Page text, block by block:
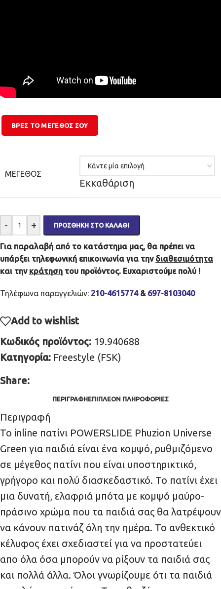
ΒΡΕΣ ΤΟ ΜΕΓΕΘΟΣ ΣΟΥ
ΜΈΓΕΘΟΣ
Εκκαθάριση
- + ΠΡΟΣΘΉΚΗ ΣΤΟ ΚΑΛΆΘΙ
Για παραλαβή από το κατάστημα μας, θα πρέπει να
υπάρξει τηλεφωνική επικοινωνία για την διαθεσιμότητα
και την κράτηση του προϊόντος. Ευχαριστούμε πολύ !
Τηλέφωνα παραγγελιών: 210-4615774& 697-8103040
Add to wishlist
Κωδικός προϊόντος: 19.940688
Κατηγορία: Freestyle (FSK)
Share:
ΠΕΡΙΓΡΑΦΉΕΠΙΠΛΈΟΝ ΠΛΗΡΟΦΟΡΊΕΣ
Περιγραφή
Το inline πατίνι POWERSLIDE Phuzion Universe
Green για παιδιά είναι ένα κομψό, ρυθμιζόμενο
σε μέγεθος πατίνι που είναι υποστηρικτικό,
γρήγορο και πολύ διασκεδαστικό. Το πατίνι έχει
μια δυνατή, ελαφριά μπότα με κομψό μαύρο-
πράσινο χρώμα που τα παιδιά σας θα λατρέψουν
να κάνουν πατινάζ όλη την ημέρα. Το ανθεκτικό
κέλυφος έχει σχεδιαστεί για να προστατεύει
απο όλα όσα μπορούν να ρίξουν τα παιδιά σας
και πολλά άλλα. Όλοι γνωρίζουμε ότι τα παιδιά